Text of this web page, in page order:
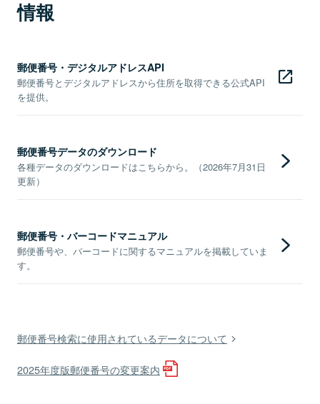
情報
郵便番号・デジタルアドレスAPI
郵便番号とデジタルアドレスから住所を取得できる公式API
を提供。
郵便番号データのダウンロード
各種データのダウンロードはこちらから。（2026年7月31日
更新）
郵便番号・バーコードマニュアル
郵便番号や、バーコードに関するマニュアルを掲載していま
す。
郵便番号検索に使用されているデータについて
2025年度版郵便番号の変更案内